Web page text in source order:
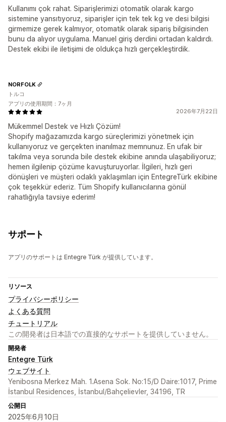
Kullanımı çok rahat. Siparişlerimizi otomatik olarak kargo
sistemine yansıtıyoruz, siparişler için tek tek kg ve desi bilgisi
girmemize gerek kalmıyor, otomatik olarak sipariş bilgisinden
bunu da alıyor uygulama. Manuel giriş derdini ortadan kaldırdı.
Destek ekibi ile iletişimi de oldukça hızlı gerçekleştirdik.
2026年7月22日
Mükemmel Destek ve Hızlı Çözüm!
Shopify mağazamızda kargo süreçlerimizi yönetmek için
kullanıyoruz ve gerçekten inanılmaz memnunuz. En ufak bir
takılma veya sorunda bile destek ekibine anında ulaşabiliyoruz;
hemen ilgilenip çözüme kavuşturuyorlar. İlgileri, hızlı geri
dönüşleri ve müşteri odaklı yaklaşımları için EntegreTürk ekibine
çok teşekkür ederiz. Tüm Shopify kullanıcılarına gönül
rahatlığıyla tavsiye ederim!
NORFOLK
トルコ
アプリの使用期間：7ヶ月
サポート
アプリのサポートは Entegre Türk が提供しています。
リソース
プライバシーポリシー
よくある質問
チュートリアル
この開発者は日本語での直接的なサポートを提供していません。
開発者
Entegre Türk
ウェブサイト
Yenibosna Merkez Mah. 1.Asena Sok. No:15/D Daire:1017, Prime
İstanbul Residences, İstanbul/Bahçelievler, 34196, TR
公開日
2025年6月10日